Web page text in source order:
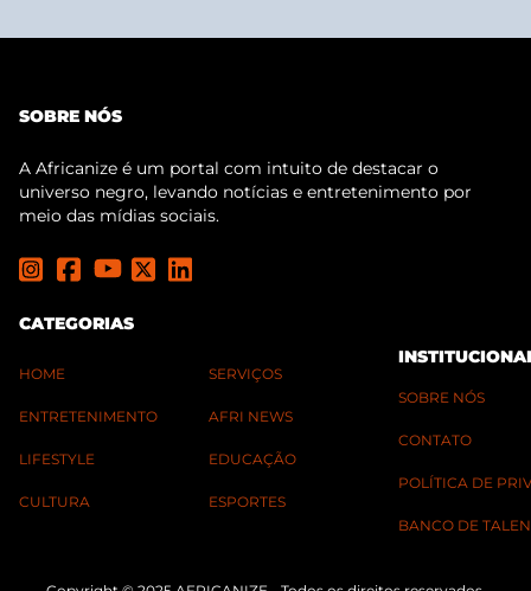
SOBRE NÓS
A Africanize é um portal com intuito de destacar o
universo negro, levando notícias e entretenimento por
meio das mídias sociais.
CATEGORIAS
HOME
ENTRETENIMENTO
LIFESTYLE
CULTURA
SERVIÇOS
AFRI NEWS
EDUCAÇÃO
ESPORTES
SOBRE NÓS
CONTATO
POLÍTICA DE
BANCO DE